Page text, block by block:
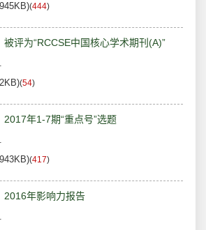
(444)
被评为“RCCSE中国核心学术期刊(A)”
(54)
2017年1-7期“重点号”选题
(417)
2016年影响力报告